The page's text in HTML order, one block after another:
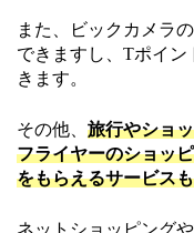
また、ビックカメラ
できますし、Tポイ
きます。
その他、 旅行やショ
フライヤーのショッ
をもらえるサービス